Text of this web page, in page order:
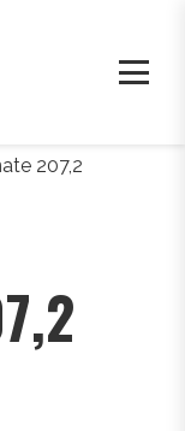
207,2